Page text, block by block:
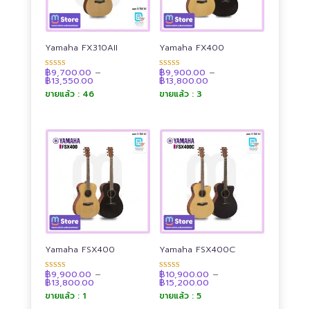
Yamaha FX310AII
ให้คะแนน
4.91
ตั้งแต่ 1-5
คะแนน
฿9,700.00 –
฿13,550.00Price
range:
฿9,700.00
ขายแล้ว : 46
Yamaha FX400
ให้คะแนน
4.89
ตั้งแต่ 1-5
คะแนน
฿9,900.00 –
฿13,800.00
ขายแล้ว : 3
Yamaha FSX400
ให้คะแนน
4.89
ตั้งแต่ 1-5
คะแนน
฿9,900.00 –
฿13,800.00Price
ขายแล้ว : 1
Yamaha FSX400C
ให้คะแนน
4.89
ตั้งแต่ 1-5
คะแนน
฿10,900.00 –
฿15,200.00
ขายแล้ว : 5